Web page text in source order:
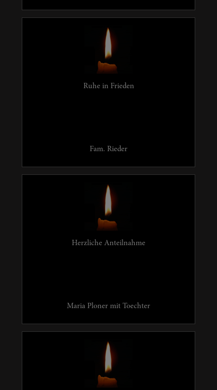
Ruhe in Frieden
Fam. Rieder
Herzliche Anteilnahme
Maria Ploner mit Toechter